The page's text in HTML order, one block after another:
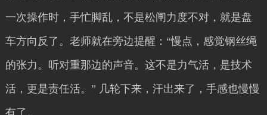
一次操作时，手忙脚乱，不是松闸力度不对，就是盘
车方向反了。老师就在旁边提醒：“慢点，感觉钢丝绳
的张力。听对重那边的声音。这不是力气活，是技术
活，更是责任活。” 几轮下来，汗出来了，手感也慢慢
有了。